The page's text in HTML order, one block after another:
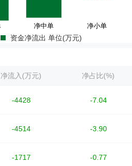
资金净流出 单位(万元)
净流入(万元) 净占比(%)
-4428 -7.04
-4514 -3.90
-1717 -0.77